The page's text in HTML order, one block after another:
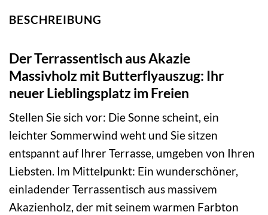
BESCHREIBUNG
Der Terrassentisch aus Akazie
Massivholz mit Butterflyauszug: Ihr
neuer Lieblingsplatz im Freien
Stellen Sie sich vor: Die Sonne scheint, ein
leichter Sommerwind weht und Sie sitzen
entspannt auf Ihrer Terrasse, umgeben von Ihren
Liebsten. Im Mittelpunkt: Ein wunderschöner,
einladender Terrassentisch aus massivem
Akazienholz, der mit seinem warmen Farbton